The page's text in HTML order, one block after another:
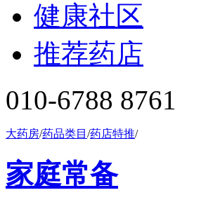
健康社区
推荐药店
010-6788 8761
大药房/药品类目 /药店特推/
家庭常备